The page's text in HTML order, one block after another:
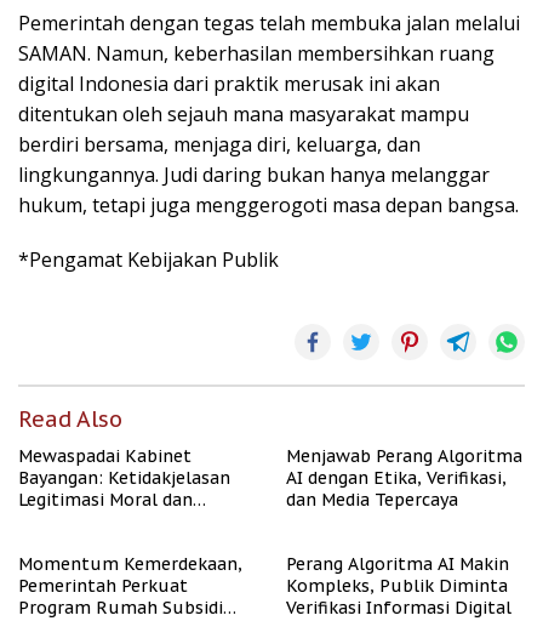
Pemerintah dengan tegas telah membuka jalan melalui
SAMAN. Namun, keberhasilan membersihkan ruang
digital Indonesia dari praktik merusak ini akan
ditentukan oleh sejauh mana masyarakat mampu
berdiri bersama, menjaga diri, keluarga, dan
lingkungannya. Judi daring bukan hanya melanggar
hukum, tetapi juga menggerogoti masa depan bangsa.
*Pengamat Kebijakan Publik
Read Also
Mewaspadai Kabinet
Bayangan: Ketidakjelasan
Legitimasi Moral dan
Menjawab Perang Algoritma
AI dengan Etika, Verifikasi,
dan Media Tepercaya
Momentum Kemerdekaan,
Pemerintah Perkuat
Program Rumah Subsidi
Perang Algoritma AI Makin
Kompleks, Publik Diminta
Verifikasi Informasi Digital